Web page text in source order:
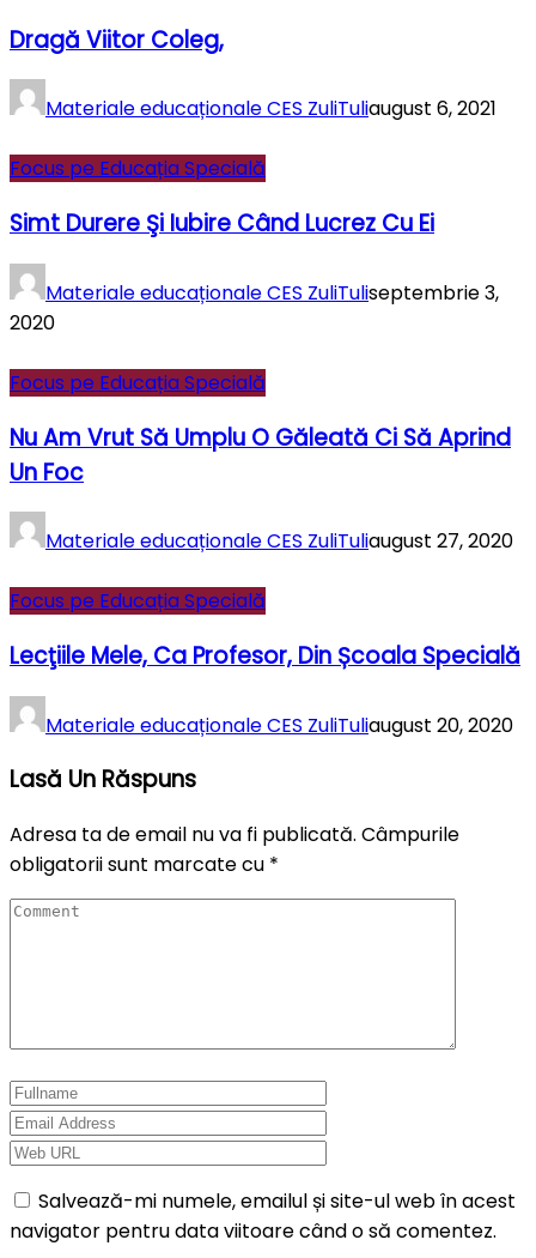
Dragă Viitor Coleg,
Materiale educaționale CES ZuliTuliaugust 6, 2021
Focus pe Educația Specială
Simt Durere Şi Iubire Când Lucrez Cu Ei
Materiale educaționale CES ZuliTuliseptembrie 3,
2020
Focus pe Educația Specială
Nu Am Vrut Să Umplu O Găleată Ci Să Aprind
Un Foc
Materiale educaționale CES ZuliTuliaugust 27, 2020
Focus pe Educația Specială
Lecţiile Mele, Ca Profesor, Din Școala Specială
Materiale educaționale CES ZuliTuliaugust 20, 2020
Lasă Un Răspuns
Adresa ta de email nu va fi publicată. Câmpurile
obligatorii sunt marcate cu *
Salvează-mi numele, emailul și site-ul web în acest
navigator pentru data viitoare când o să comentez.